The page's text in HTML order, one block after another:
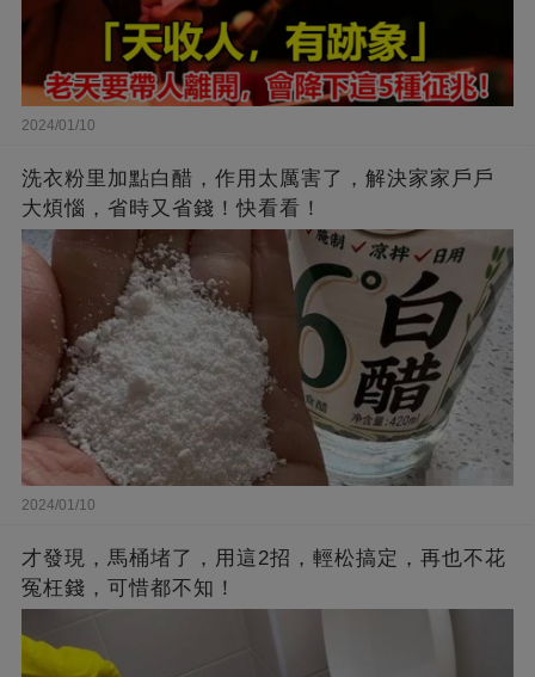
2024/01/10
洗衣粉里加點白醋，作用太厲害了，解決家家戶戶
大煩惱，省時又省錢！快看看！
2024/01/10
才發現，馬桶堵了，用這2招，輕松搞定，再也不花
冤枉錢，可惜都不知！